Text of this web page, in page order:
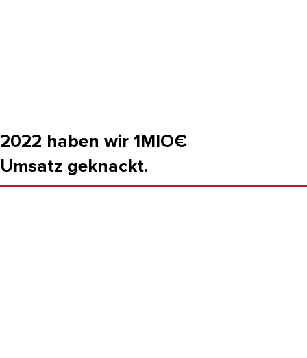
2022 haben wir 1MIO€
Umsatz geknackt.